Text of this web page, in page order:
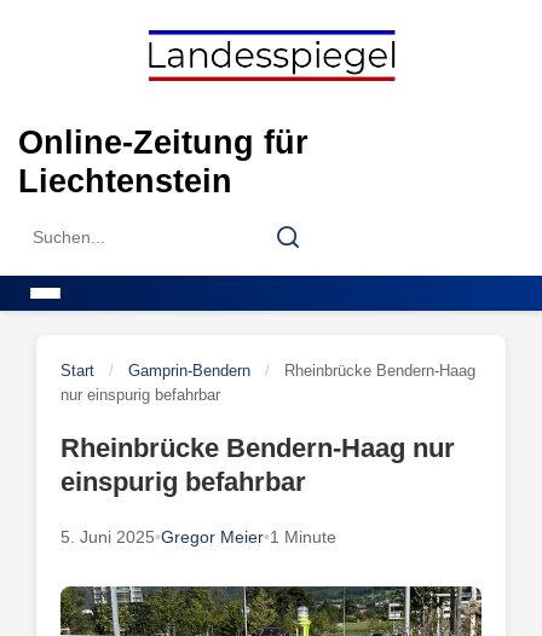
Online-Zeitung für
Liechtenstein
Search
Search
Start / Gamprin-Bendern /
Rheinbrücke Bendern-Haag
nur einspurig befahrbar
Rheinbrücke Bendern-Haag nur
einspurig befahrbar
5. Juni 2025•Gregor Meier•1 Minute